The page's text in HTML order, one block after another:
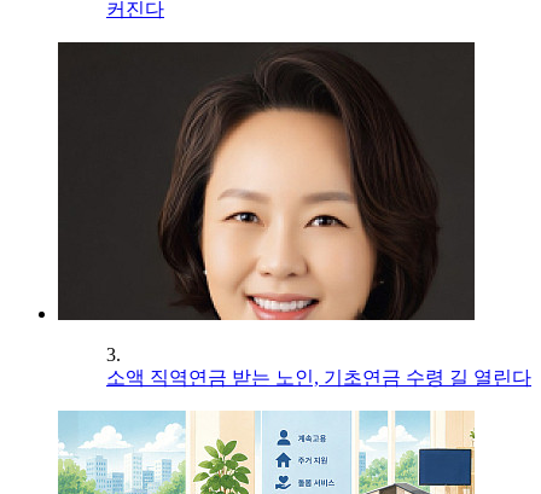
커진다
3.
소액 직역연금 받는 노인, 기초연금 수령 길 열린다